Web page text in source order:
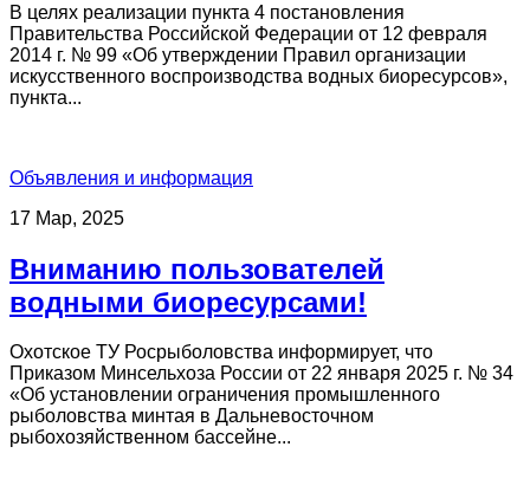
В целях реализации пункта 4 постановления
Правительства Российской Федерации от 12 февраля
2014 г. № 99 «Об утверждении Правил организации
искусственного воспроизводства водных биоресурсов»,
пункта...
Объявления и информация
17 Мар, 2025
Вниманию пользователей
водными биоресурсами!
Охотское ТУ Росрыболовства информирует, что
Приказом Минсельхоза России от 22 января 2025 г. № 34
«Об установлении ограничения промышленного
рыболовства минтая в Дальневосточном
рыбохозяйственном бассейне...